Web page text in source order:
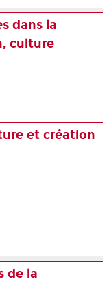
dans la
culture
et création
de la